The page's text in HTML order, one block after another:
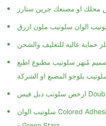
او مصنعك جرين ستارز
الوان سلوتيب ملون ازرق
حماية عالية للتغليف والشحن
مُبهر سلوتيب مطبوع اطبع
بلوجو المصنع او الشركة
سلوتيب الوان Colored Adhesive Tape مصنع سلوتب جرين ستارز
- Green Stars